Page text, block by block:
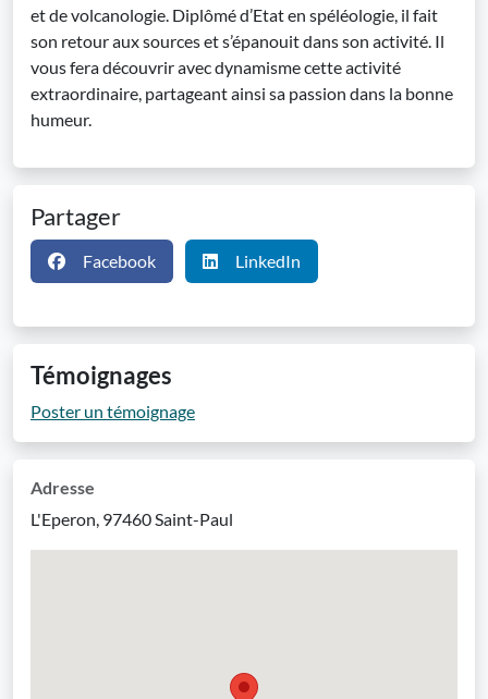
et de volcanologie. Diplômé d’Etat en spéléologie, il fait
son retour aux sources et s’épanouit dans son activité. Il
vous fera découvrir avec dynamisme cette activité
extraordinaire, partageant ainsi sa passion dans la bonne
humeur.
Partager
Facebook LinkedIn
Témoignages
Poster un témoignage
Adresse
L'Eperon, 97460 Saint-Paul